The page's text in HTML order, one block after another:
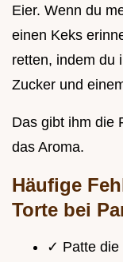
Eier. Wenn du
einen Keks
retten, indem du
Zucker und
Das gibt ihm die
das Aroma.
Häufige
Torte bei
✓ Patte die